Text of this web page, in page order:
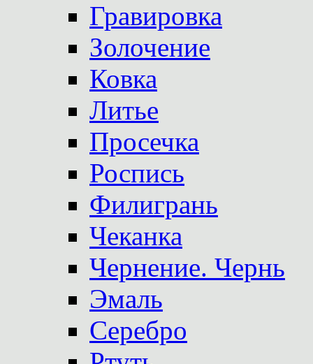
Гравировка
Золочение
Ковка
Литье
Просечка
Роспись
Филигрань
Чеканка
Чернение. Чернь
Эмаль
Серебро